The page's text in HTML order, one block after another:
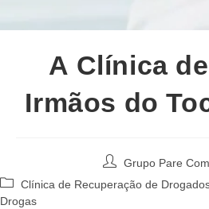
A Clínica
Irmãos do
Autor
post:
Grupo Pare
Categoria
do
Clínica de Recuperação de
Drogas